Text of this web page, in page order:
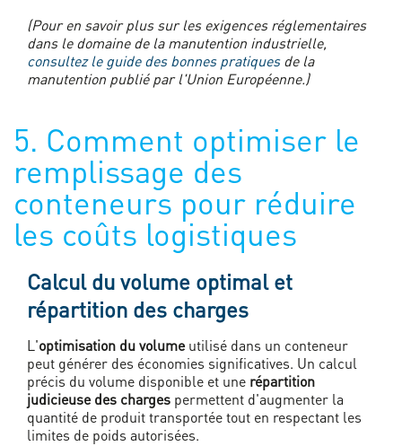
(Pour en savoir plus sur les exigences réglementaires
dans le domaine de la manutention industrielle,
consultez le guide des bonnes pratiquesde la
manutention publié par l'Union Européenne.)
5. Comment optimiser le
remplissage des
conteneurs pour réduire
les coûts logistiques
Calcul du volume optimal et
répartition des charges
L'optimisation du volumeutilisé dans un conteneur
peut générer des économies significatives. Un calcul
précis du volume disponible et une répartition
judicieuse des charges permettent d'augmenter la
quantité de produit transportée tout en respectant les
limites de poids autorisées.